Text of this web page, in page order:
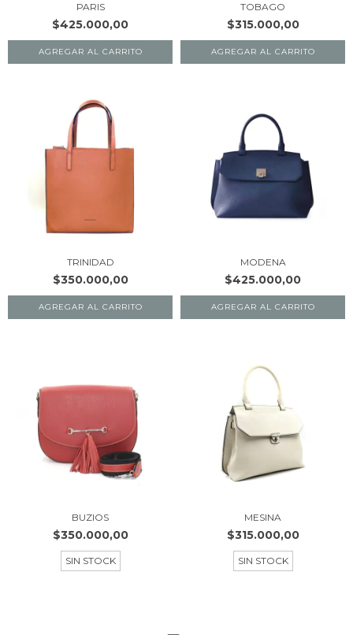
PARIS
$425.000,00
AGREGAR AL CARRITO
TOBAGO
$315.000,00
AGREGAR AL CARRITO
TRINIDAD
$350.000,00
AGREGAR AL CARRITO
MODENA
$425.000,00
AGREGAR AL CARRITO
BUZIOS
$350.000,00
SIN STOCK
MESINA
$315.000,00
SIN STOCK